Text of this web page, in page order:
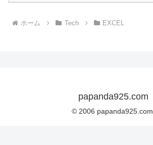
ホーム Tech EXCEL
papanda925.com
© 2006 papanda925.com.